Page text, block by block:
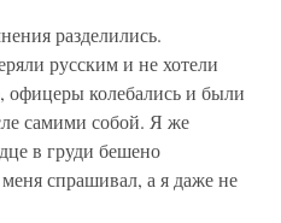
разделились.
русским и не хотели
колебались и были
самими собой. Я же
в груди бешено
спрашивал, а я даже не